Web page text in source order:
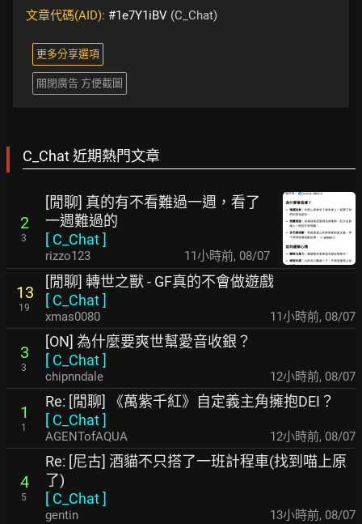
文章代碼(AID): #1e7Y1iBV (C_Chat)
更多分享選項
關閉廣告 方便截圖
C_Chat 近期熱門文章
2
3
[閒聊] 真的有不看難過一週，看了
一週難過的
[ C_Chat]
rizzo123 11小時前, 08/07
13
19
[閒聊] 轉世之獸 - GF真的不會做遊戲
[ C_Chat]
xmas0080 11小時前, 08/07
3
3
[ON] 為什麼要爽世幫愛音收銀？
[ C_Chat]
chipnndale 12小時前, 08/07
1
1
Re: [閒聊] 《萬紫千紅》自定義主角擁抱DEI？
[ C_Chat]
AGENTofAQUA 12小時前, 08/07
4
5
Re: [尼古] 酒貓不只搭了一班計程車(找到喵上原
了)
[ C_Chat]
gentin 13小時前, 08/07